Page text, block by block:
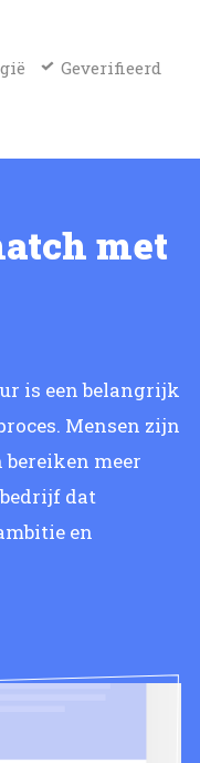
Geverifieerd
met
is een belangrijk
Mensen zijn
meer
dat
en